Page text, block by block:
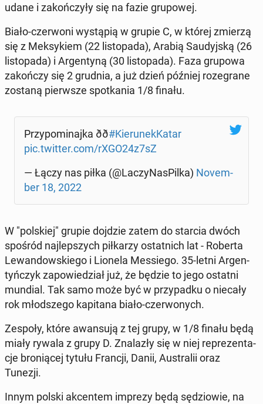
uda­ne i za­koń­czy­ły się na fazie gru­po­wej.
Biało-czer­wo­ni wy­stą­pią w grupie C, w której zmierzą
się z Mek­sy­kiem (22 li­sto­pa­da), Arabią Sau­dyj­ską (26
li­sto­pa­da) i Ar­gen­ty­ną (30 li­sto­pa­da). Faza grupowa
za­koń­czy się 2 grudnia, a już dzień później ro­ze­gra­ne
zostaną pierw­sze spo­tka­nia 1/8 finału.
Przy­po­mi­naj­ka ðð#Kie­ru­nek­Ka­tar
pic.twitter.com/rXGO24z7sZ
— Łączy nas piłka (@La­czy­Na­sPil­ka) No­vem­
ber 18, 2022
W "pol­skiej" grupie dojdzie zatem do starcia dwóch
spośród naj­lep­szych pił­ka­rzy ostat­nich lat - Roberta
Le­wan­dow­skie­go i Lionela Mes­sie­go. 35-letni Ar­gen­
tyń­czyk za­po­wie­dział już, że będzie to jego ostatni
mundial. Tak samo może być w przy­pad­ku o niecały
rok młod­sze­go ka­pi­ta­na biało-czer­wo­nych.
Zespoły, które awan­su­ją z tej grupy, w 1/8 finału będą
miały rywala z grupy D. Zna­la­zły się w niej re­pre­zen­ta­
cje bro­nią­cej tytułu Francji, Danii, Au­stra­lii oraz
Tunezji.
Innym polski ak­cen­tem imprezy będą sę­dzio­wie, na